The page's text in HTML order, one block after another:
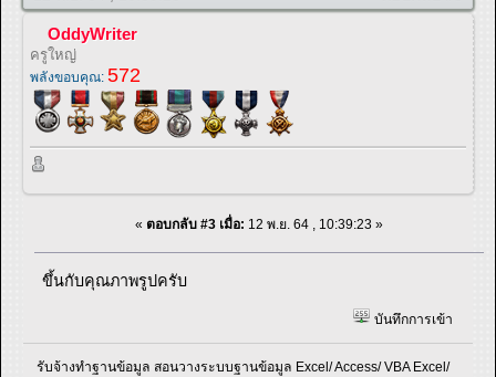
OddyWriter
ครูใหญ่
พลังขอบคุณ: 572
« ตอบกลับ #3 เมื่อ: 12 พ.ย. 64 , 10:39:23 »
ขึ้นกับคุณภาพรูปครับ
บันทึกการเข้า
รับจ้างทำฐานข้อมูล สอนวางระบบฐานข้อมูล Excel/ Access/ VBA Excel/